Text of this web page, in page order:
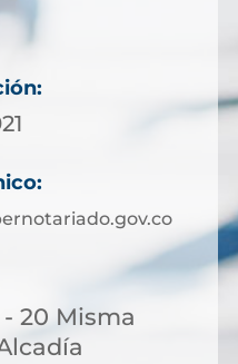
- 20 Misma